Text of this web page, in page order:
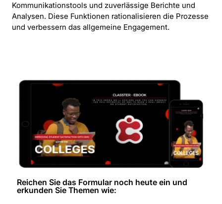
Kommunikationstools und zuverlässige Berichte und
Analysen. Diese Funktionen rationalisieren die Prozesse
und verbessern das allgemeine Engagement.
Reichen Sie das Formular noch heute ein und
erkunden Sie Themen wie: